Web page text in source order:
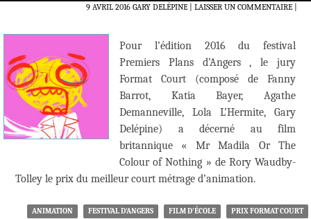
9 AVRIL 2016 GARY DELÉPINE LAISSER UN COMMENTAIRE|
Pour l’édition 2016 du festival
Premiers Plans d’Angers , le jury
Format Court (composé de Fanny
Barrot, Katia Bayer, Agathe
Demanneville, Lola L’Hermite, Gary
Delépine) a décerné au film
britannique « Mr Madila Or The
Colour of Nothing » de Rory Waudby-
Tolley le prix du meilleur court métrage d’animation.
ANIMATION FESTIVAL D'ANGERS FILM D'ÉCOLE PRIX FORMAT COURT